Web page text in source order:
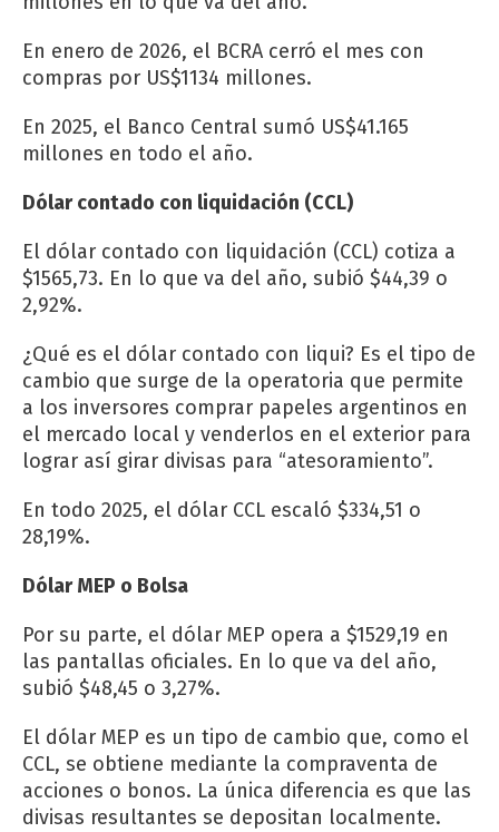
En enero de 2026, el BCRA cerró el mes con
compras por US$1134 millones.
En 2025, el Banco Central sumó US$41.165
millones en todo el año.
Dólar contado con liquidación (CCL)
El dólar contado con liquidación (CCL) cotiza a
$1565,73. En lo que va del año, subió $44,39 o
2,92%.
¿Qué es el dólar contado con liqui? Es el tipo de
cambio que surge de la operatoria que permite
a los inversores comprar papeles argentinos en
el mercado local y venderlos en el exterior para
lograr así girar divisas para “atesoramiento”.
En todo 2025, el dólar CCL escaló $334,51 o
28,19%.
Dólar MEP o Bolsa
Por su parte, el dólar MEP opera a $1529,19 en
las pantallas oficiales. En lo que va del año,
subió $48,45 o 3,27%.
El dólar MEP es un tipo de cambio que, como el
CCL, se obtiene mediante la compraventa de
acciones o bonos. La única diferencia es que las
divisas resultantes se depositan localmente.